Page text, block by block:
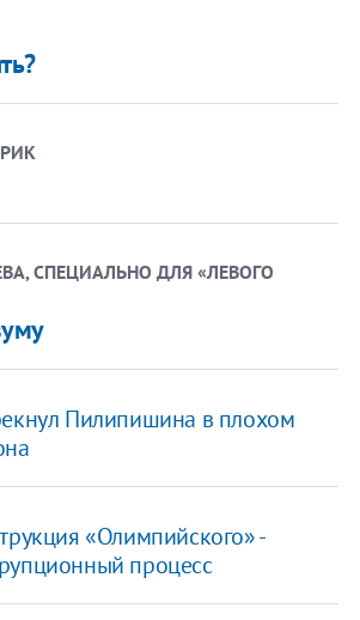
СПЕЦИАЛЬНО ДЛЯ «ЛЕВОГО
Пилипишина в плохом
«Олимпийского» -
процесс